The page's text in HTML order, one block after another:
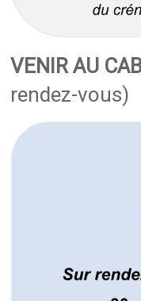
VENIR AU
rendez-vous)